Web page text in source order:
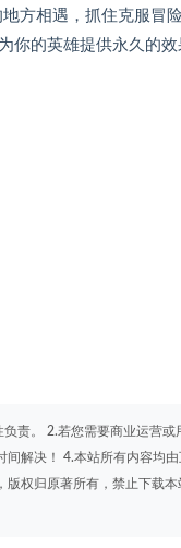
方相遇，抓住克服冒险
你的英雄提供永久的
责。 2.若您需要商业运营
解决！ 4.本站所有内容均
权归原著所有，禁止下载